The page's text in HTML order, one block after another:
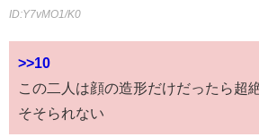
ID:Y7vMO1/K0
>>10
この二人は顔の造形だけだったら超
そそられない